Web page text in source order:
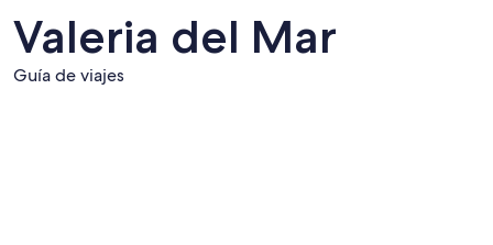
Valeria del Mar
Guía de viajes